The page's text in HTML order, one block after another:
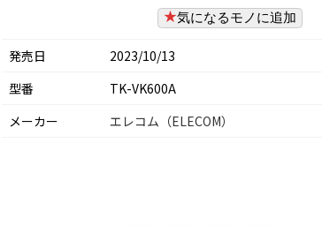
気になるモノに追加
発売日
2023/10/13
型番
‎TK-VK600A
メーカー
エレコム（ELECOM）